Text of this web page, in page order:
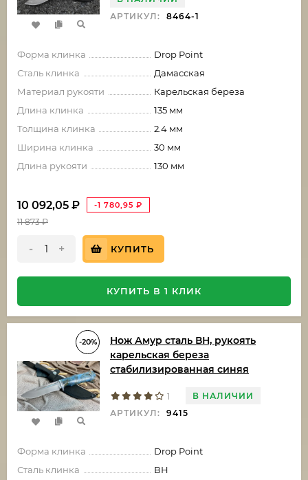
АРТИКУЛ:
8464-1
Форма клинка
Drop Point
Сталь клинка
Дамасская
Материал рукояти
Карельская береза
Длина клинка
135 мм
Толщина клинка
2.4 мм
Ширина клинка
30 мм
Длина рукояти
130 мм
10 092,05 ₽ -1 780,95 ₽
11 873₽
- + КУПИТЬ
КУПИТЬ В 1 КЛИК
-20%
Нож Амур сталь ВН, рукоять
карельская береза
стабилизированная синяя
1
В НАЛИЧИИ
АРТИКУЛ:
9415
Форма клинка
Drop Point
Сталь клинка
ВН